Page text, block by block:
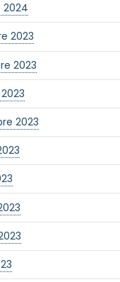
2024
2023
2023
2023